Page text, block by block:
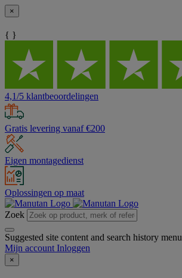
×
{ }
4,1/5 klantbeoordelingen
Gratis levering vanaf €200
Eigen montagedienst
Oplossingen op maat
Zoek
Suggested site content and search history menu
Mijn account Inloggen
×